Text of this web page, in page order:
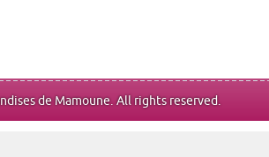
de Mamoune. All rights reserved.